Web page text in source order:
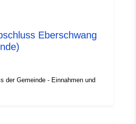
Eberschwang
der Gemeinde - Einnahmen und